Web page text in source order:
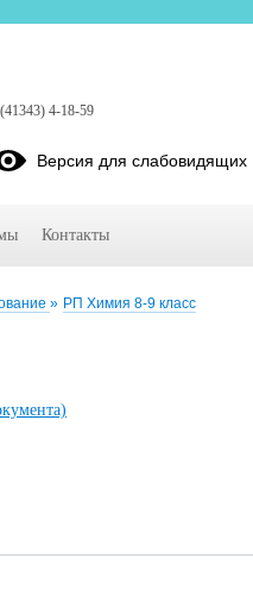
» РП Химия 8-9 класс
4-18-59
Версия для слабовидящих
Контакты